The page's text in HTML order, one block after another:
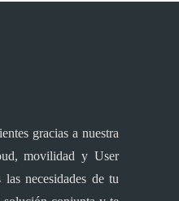
gracias a nuestra
movilidad y User
necesidades de tu